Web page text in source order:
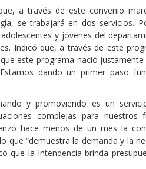
a través de este convenio
se trabajará en dos servicios.
y jóvenes del
Indicó que, a través de este
este programa nació justamente
dando un primer paso
y promoviendo es un
complejas para nuestros
hace menos de un mes la
“demuestra la demanda y la
que la Intendencia brinda